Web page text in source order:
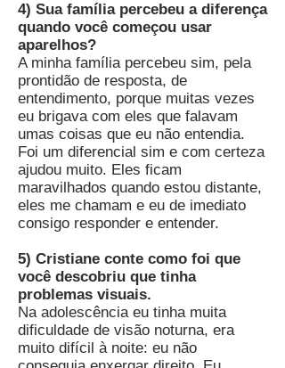
4) Sua família percebeu a diferença
quando você começou usar
aparelhos?
A minha família percebeu sim, pela
prontidão de resposta, de
entendimento, porque muitas vezes
eu brigava com eles que falavam
umas coisas que eu não entendia.
Foi um diferencial sim e com certeza
ajudou muito. Eles ficam
maravilhados quando estou distante,
eles me chamam e eu de imediato
consigo responder e entender.
5) Cristiane conte como foi que
você descobriu que tinha
problemas visuais.
Na adolescência eu tinha muita
dificuldade de visão noturna, era
muito difícil à noite: eu não